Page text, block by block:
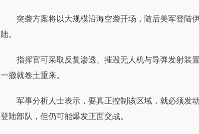
突袭方案将以大规模沿海空袭开场，随后美军登陆
陆。
指挥官可采取反复渗透、摧毁无人机与导弹发射装
一撤就卷土重来。
军事分析人士表示，要真正控制该区域，就必须发
登陆部队，但仍可能爆发正面交战。